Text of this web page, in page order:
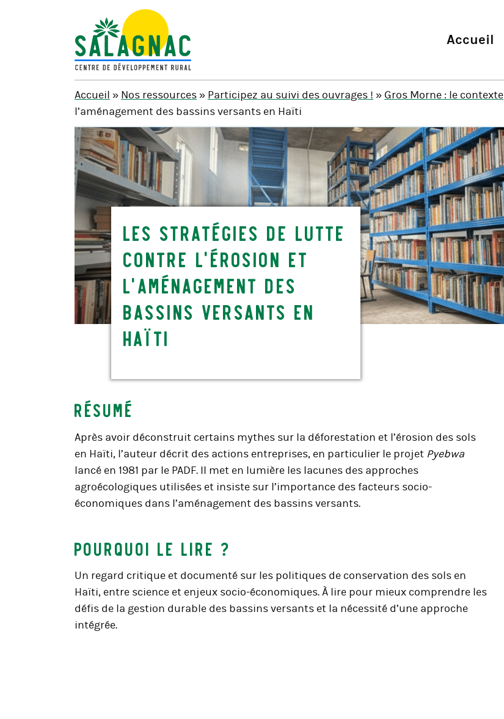
SALAGNAC
Accueil
Accueil » Nos ressources» Participez au suivi des ouvrages ! » Gros Morne : le contexte
l’aménagement des bassins versants en Haïti
Les stratégies de lutte
contre l’érosion et
l’aménagement des
bassins versants en
Haïti
Résumé
Après avoir déconstruit certains mythes sur la déforestation et l’érosion des sols
en Haïti, l’auteur décrit des actions entreprises, en particulier le projet Pyebwa
lancé en 1981 par le PADF. Il met en lumière les lacunes des approches
agroécologiques utilisées et insiste sur l’importance des facteurs socio-
économiques dans l’aménagement des bassins versants.
Pourquoi le lire ?
Un regard critique et documenté sur les politiques de conservation des sols en
Haïti, entre science et enjeux socio-économiques. À lire pour mieux comprendre les
défis de la gestion durable des bassins versants et la nécessité d’une approche
intégrée.